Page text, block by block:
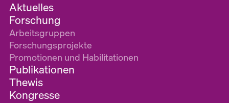
Aktuelles
Forschung
Arbeitsgruppen
Forschungsprojekte
Promotionen und Habilitationen
Publikationen
Thewis
Kongresse